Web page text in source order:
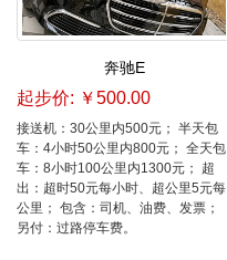
奔驰E
起步价: ￥500.00
接送机：30公里内500元； 半天包
车：4小时50公里内800元； 全天包
车：8小时100公里内1300元； 超
出：超时50元每小时、超公里5元每
公里； 包含：司机、油费、发票；
另付：过路停车费。